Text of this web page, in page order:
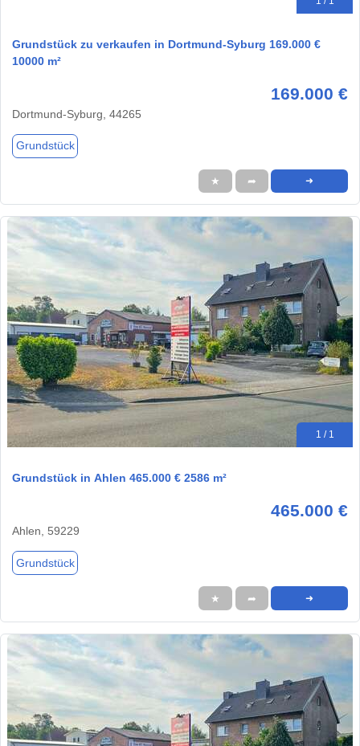
Grundstück zu verkaufen in Dortmund-Syburg 169.000 €
10000 m²
169.000 €
Dortmund-Syburg, 44265
Grundstück
★ ➦ ➜
1 / 1
Grundstück in Ahlen 465.000 € 2586 m²
465.000 €
Ahlen, 59229
Grundstück
★ ➦ ➜